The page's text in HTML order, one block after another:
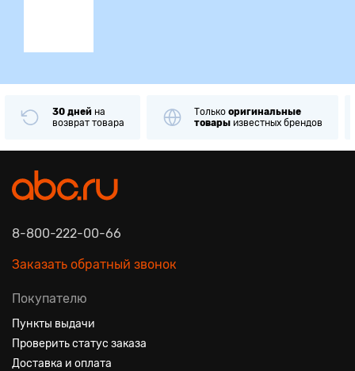
30 дней на
возврат товара
Только оригинальные
товары известных брендов
8-800-222-00-66
Заказать обратный звонок
Покупателю
Пункты выдачи
Проверить статус заказа
Доставка и оплата